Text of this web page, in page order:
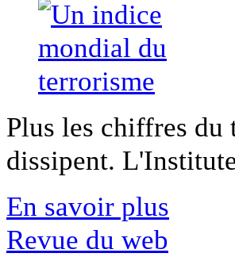
Plus les chiffres du
dissipent.
En savoir plus
Revue du web